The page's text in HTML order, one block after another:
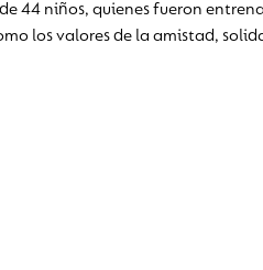
44 niños, quienes fueron
los valores de la amistad,